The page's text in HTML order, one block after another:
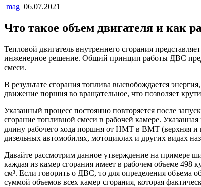
mag 06.07.2021
Что такое объем двигателя и как
Тепловой двигатель внутреннего сгорания
инженерное решение. Общий принцип работы ДВС
смеси.
В результате сгорания топлива высвобождается
движение поршня во вращательное, что позволяет
Указанный процесс постоянно повторяется после
сгорание топливной смеси в рабочей камере.
длину рабочего хода поршня от НМТ в ВМТ (верхняя и
дизельных автомобилях, мотоциклах и других видах
Давайте рассмотрим данное утверждение на примере
каждая из камер сгорания имеет в рабочем объеме 498
см³. Если говорить о ДВС, то для определения объема
суммой объемов всех камер сгорания, которая